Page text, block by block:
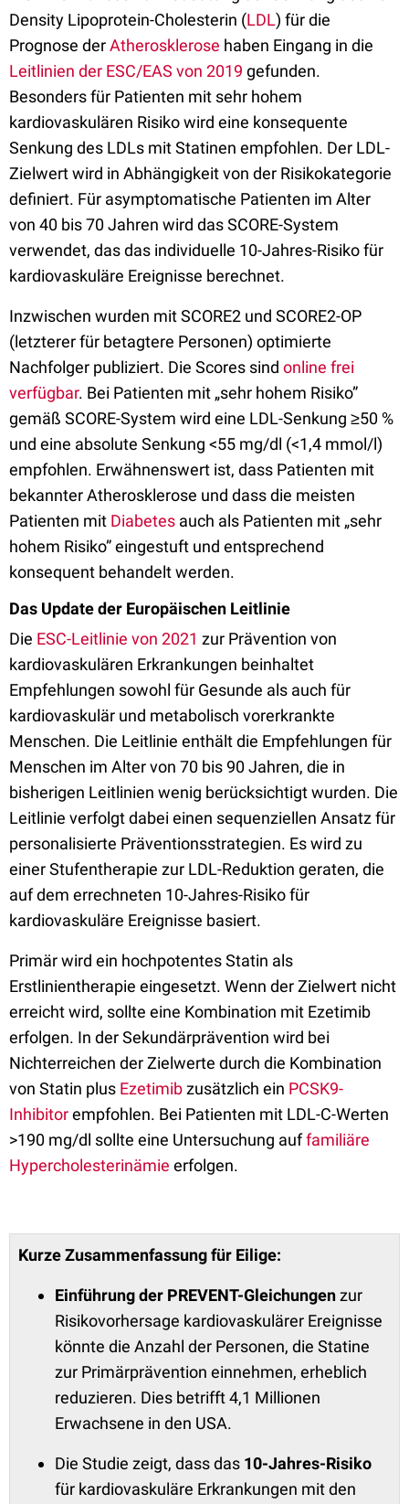
Density Lipoprotein-Cholesterin (LDL) für die
Prognose derAtherosklerose haben Eingang in die
Leitlinien der ESC/EAS von 2019 gefunden.
Besonders für Patienten mit sehr hohem
kardiovaskulären Risiko wird eine konsequente
Senkung des LDLs mit Statinen empfohlen. Der LDL-
Zielwert wird in Abhängigkeit von der Risikokategorie
definiert. Für asymptomatische Patienten im Alter
von 40 bis 70 Jahren wird das SCORE-System
verwendet, das das individuelle 10-Jahres-Risiko für
kardiovaskuläre Ereignisse berechnet.
Inzwischen wurden mit SCORE2 und SCORE2-OP
(letzterer für betagtere Personen) optimierte
Nachfolger publiziert. Die Scores sind online frei
verfügbar. Bei Patienten mit „sehr hohem Risiko”
gemäß SCORE-System wird eine LDL-Senkung ≥50 %
und eine absolute Senkung <55 mg/dl (<1,4 mmol/l)
empfohlen. Erwähnenswert ist, dass Patienten mit
bekannter Atherosklerose und dass die meisten
Patienten mit Diabetes auch als Patienten mit „sehr
hohem Risiko” eingestuft und entsprechend
konsequent behandelt werden.
Das Update der Europäischen Leitlinie
Die ESC-Leitlinie von 2021 zur Prävention von
kardiovaskulären Erkrankungen beinhaltet
Empfehlungen sowohl für Gesunde als auch für
kardiovaskulär und metabolisch vorerkrankte
Menschen. Die Leitlinie enthält die Empfehlungen für
Menschen im Alter von 70 bis 90 Jahren, die in
bisherigen Leitlinien wenig berücksichtigt wurden. Die
Leitlinie verfolgt dabei einen sequenziellen Ansatz für
personalisierte Präventionsstrategien. Es wird zu
einer Stufentherapie zur LDL-Reduktion geraten, die
auf dem errechneten 10-Jahres-Risiko für
kardiovaskuläre Ereignisse basiert.
Primär wird ein hochpotentes Statin als
Erstlinientherapie eingesetzt. Wenn der Zielwert nicht
erreicht wird, sollte eine Kombination mit Ezetimib
erfolgen. In der Sekundärprävention wird bei
Nichterreichen der Zielwerte durch die Kombination
von Statin plus Ezetimibzusätzlich ein PCSK9-
Inhibitorempfohlen. Bei Patienten mit LDL-C-Werten
>190 mg/dl sollte eine Untersuchung auffamiliäre
Hypercholesterinämie erfolgen.
Kurze Zusammenfassung für Eilige:
Einführung der PREVENT-Gleichungenzur
Risikovorhersage kardiovaskulärer Ereignisse
könnte die Anzahl der Personen, die Statine
zur Primärprävention einnehmen, erheblich
reduzieren. Dies betrifft 4,1 Millionen
Erwachsene in den USA.
Die Studie zeigt, dass das 10-Jahres-Risiko
für kardiovaskuläre Erkrankungen mit den